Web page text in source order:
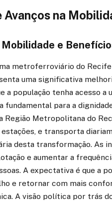
na
e
metroferroviário do
uma significativa
a população tenha acesso
fundamental para a
Região Metropolitana do
e transporta
desta transformação. As
e aumentar a
A expectativa é que a
e retornar com mais
A visão política por trás